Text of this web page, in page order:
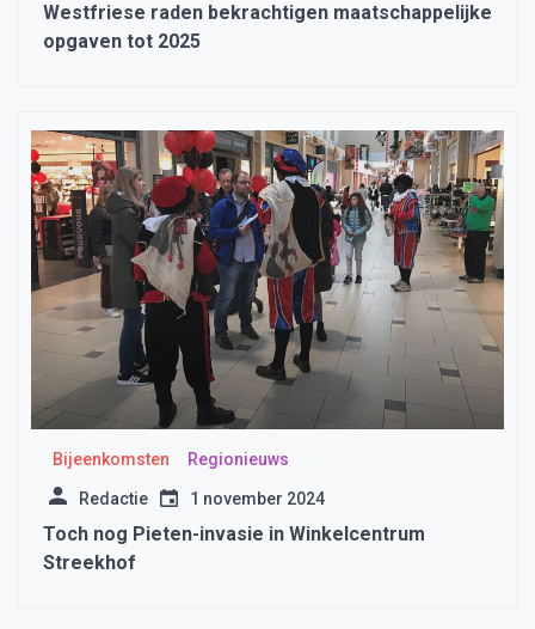
Westfriese raden bekrachtigen maatschappelijke
opgaven tot 2025
Bijeenkomsten Regionieuws
Redactie 1 november 2024
Toch nog Pieten-invasie in Winkelcentrum
Streekhof